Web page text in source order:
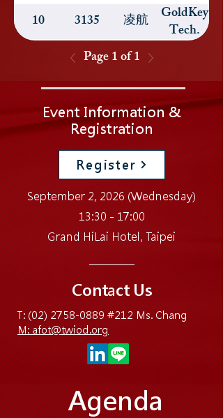
10
3135 凌航 GoldKey
Tech.
Page 1 of 1
Event Information &
Registration
Register
September 2, 2026 (Wednesday)
13:30 - 17:00
Grand HiLai Hotel, Taipei
Contact Us
T: (02) 2758-0889 #212 Ms. Chang
M: afot@twiod.org
Agenda